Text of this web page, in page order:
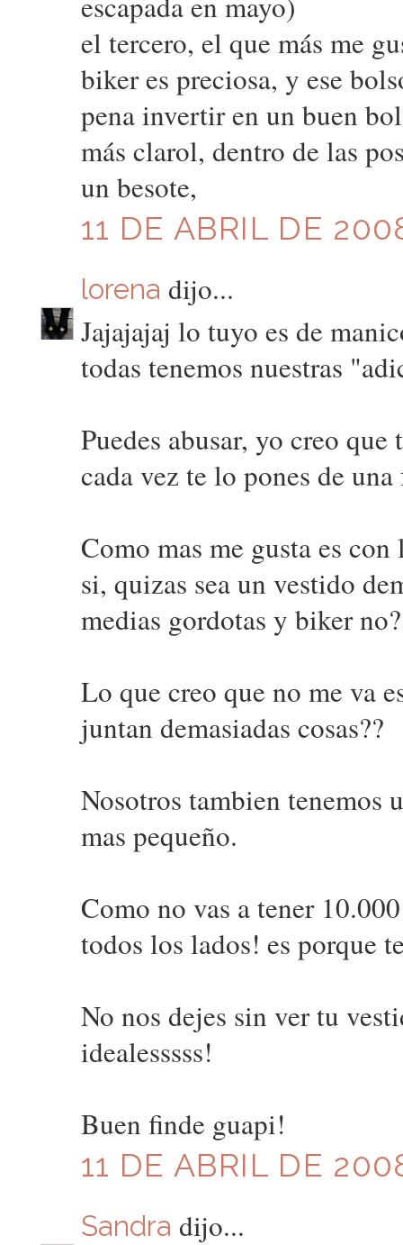
el tercero, el que más me
biker es preciosa, y ese
pena invertir en un buen
más clarol, dentro de las
un besote,
11 DE ABRIL DE
lorena dijo...
Jajajajaj lo tuyo es de
todas tenemos nuestras
Puedes abusar, yo creo
cada vez te lo pones de
Como mas me gusta es
si, quizas sea un vestido
medias gordotas y biker
Lo que creo que no me va
juntan demasiadas cosas??
Nosotros tambien tenemos
mas pequeño.
Como no vas a tener
todos los lados! es porque
No nos dejes sin ver tu
idealesssss!
Buen finde guapi!
11 DE ABRIL DE
Sandra dijo...